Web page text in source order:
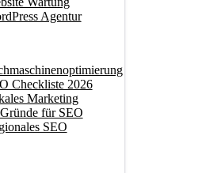
Agentur
Checkliste 2026
Marketing
für SEO
SEO